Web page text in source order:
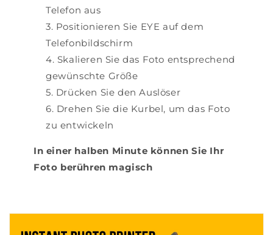
Telefon aus
Positionieren Sie EYE auf dem
Telefonbildschirm
Skalieren Sie das Foto entsprechend
gewünschte Größe
Drücken Sie den Auslöser
Drehen Sie die Kurbel, um das Foto
zu entwickeln
In einer halben Minute können Sie Ihr
Foto berühren magisch